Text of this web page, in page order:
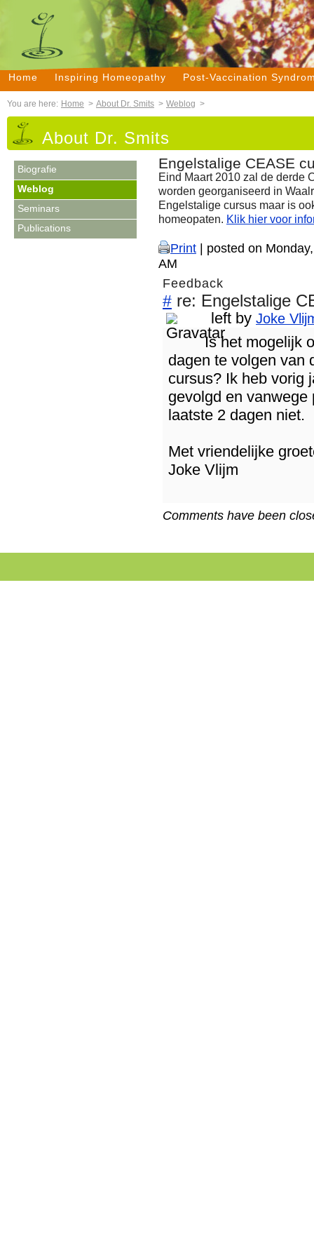
Home Inspiring Homeopathy Post-Vaccination
You are here: Home > About Dr. Smits > Weblog >
About Dr. Smits
Biografie
Weblog
Seminars
Publications
Engelstalige CEASE
Eind Maart 2010 zal de derde
worden georganiseerd in
Engelstalige cursus maar is
homeopaten. Klik hier voor
Print | posted on
AM
Feedback
# re: Engelstalige
left by Joke
Is het mogelijk
dagen te volgen van
cursus? Ik heb vorig
gevolgd en
laatste 2 dagen niet.
Met vriendelijke
Joke Vlijm
Comments have been